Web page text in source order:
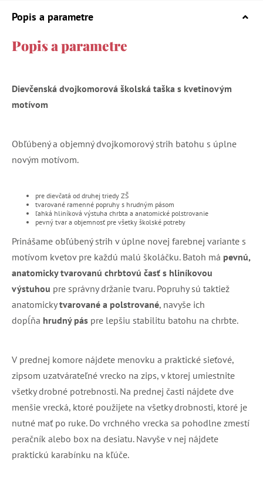
Popis a parametre
Popis a parametre
Dievčenská dvojkomorová školská taška s kvetinovým
motívom
Obľúbený a objemný dvojkomorový strih batohu s úplne
novým motívom.
pre dievčatá od druhej triedy ZŠ
tvarované ramenné popruhy s hrudným pásom
ľahká hliníková výstuha chrbta a anatomické polstrovanie
pevný tvar a objemnosť pre všetky školské potreby
Prinášame obľúbený strih v úplne novej farebnej variante s
motívom kvetov pre každú malú školáčku. Batoh má pevnú,
anatomicky tvarovanú chrbtovú časť s hliníkovou
výstuhou pre správny držanie tvaru. Popruhy sú taktiež
anatomickytvarované a polstrované, navyše ich
dopĺňa hrudný pás pre lepšiu stabilitu batohu na chrbte.
V prednej komore nájdete menovku a praktické sieťové,
zipsom uzatvárateľné vrecko na zips, v ktorej umiestnite
všetky drobné potrebnosti. Na prednej časti nájdete dve
menšie vrecká, ktoré použijete na všetky drobnosti, ktoré je
nutné mať po ruke. Do vrchného vrecka sa pohodlne zmestí
peračník alebo box na desiatu. Navyše v nej nájdete
praktickú karabínku na kľúče.